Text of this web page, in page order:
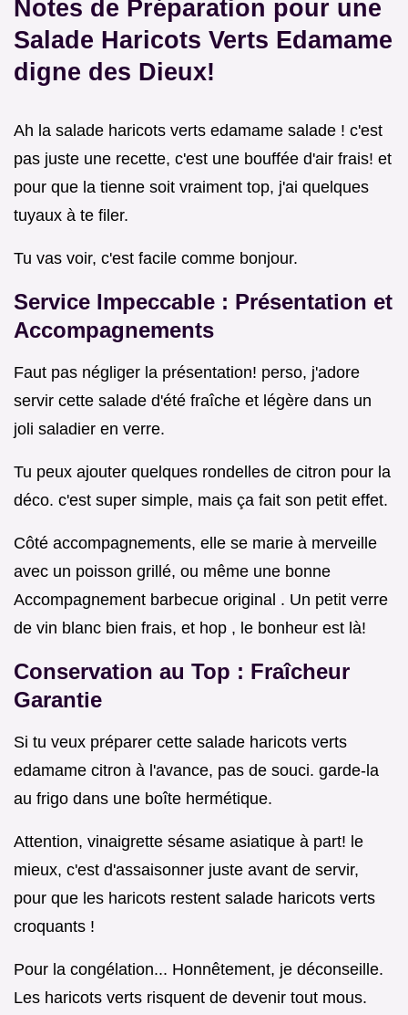
Notes de Préparation pour une
Salade Haricots Verts Edamame
digne des Dieux!
Ah la salade haricots verts edamame salade ! c'est
pas juste une recette, c'est une bouffée d'air frais! et
pour que la tienne soit vraiment top, j'ai quelques
tuyaux à te filer.
Tu vas voir, c'est facile comme bonjour.
Service Impeccable : Présentation et
Accompagnements
Faut pas négliger la présentation! perso, j'adore
servir cette salade d'été fraîche et légère dans un
joli saladier en verre.
Tu peux ajouter quelques rondelles de citron pour la
déco. c'est super simple, mais ça fait son petit effet.
Côté accompagnements, elle se marie à merveille
avec un poisson grillé, ou même une bonne
Accompagnement barbecue original . Un petit verre
de vin blanc bien frais, et hop , le bonheur est là!
Conservation au Top : Fraîcheur
Garantie
Si tu veux préparer cette salade haricots verts
edamame citron à l'avance, pas de souci. garde-la
au frigo dans une boîte hermétique.
Attention, vinaigrette sésame asiatique à part! le
mieux, c'est d'assaisonner juste avant de servir,
pour que les haricots restent salade haricots verts
croquants !
Pour la congélation... Honnêtement, je déconseille.
Les haricots verts risquent de devenir tout mous.